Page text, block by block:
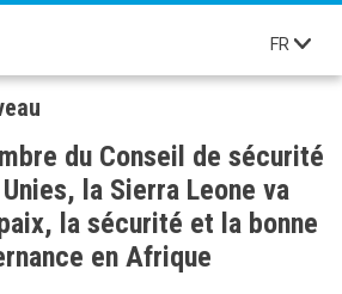
FR
du Conseil de sécurité
la Sierra Leone va
la sécurité et la bonne
en Afrique